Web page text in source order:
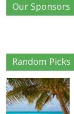
Our Sponsors
Random Picks